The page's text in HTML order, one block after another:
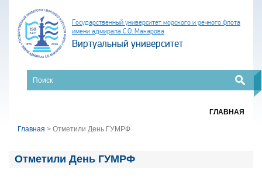
Государственный университет морского и речного флота
имени адмирала С.О. Макарова
Виртуальный университет
ГЛАВНАЯ
Главная > Отметили День ГУМРФ
Отметили День ГУМРФ